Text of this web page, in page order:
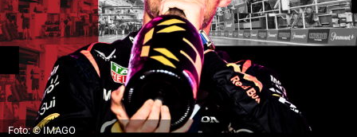
Foto: © IMAGO